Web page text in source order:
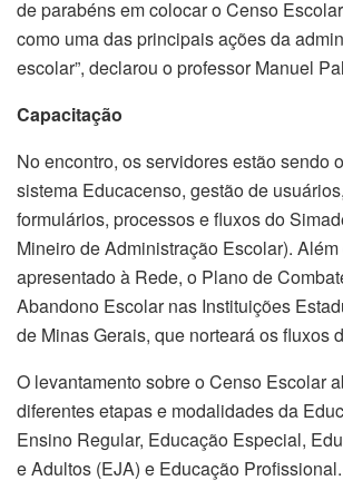
de parabéns em colocar o Censo
como uma das principais ações da
escolar”, declarou o professor Manuel
Capacitação
No encontro, os servidores estão sendo
sistema Educacenso, gestão de
formulários, processos e fluxos do
Mineiro de Administração Escolar).
apresentado à Rede, o Plano de
Abandono Escolar nas Instituições
de Minas Gerais, que norteará os fluxos
O levantamento sobre o Censo Escolar
diferentes etapas e modalidades da
Ensino Regular, Educação Especial,
e Adultos (EJA) e Educação Profissional.